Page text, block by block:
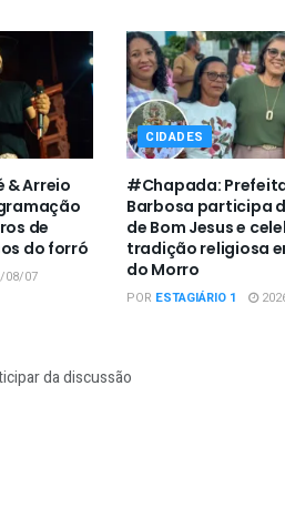
& Arreio
de
do forró
08/07
CIDADES
#Chapada:
Barbosa participa
de Bom Jesus e
tradição religiosa
do Morro
POR ESTAGIÁRIO 1
da discussão